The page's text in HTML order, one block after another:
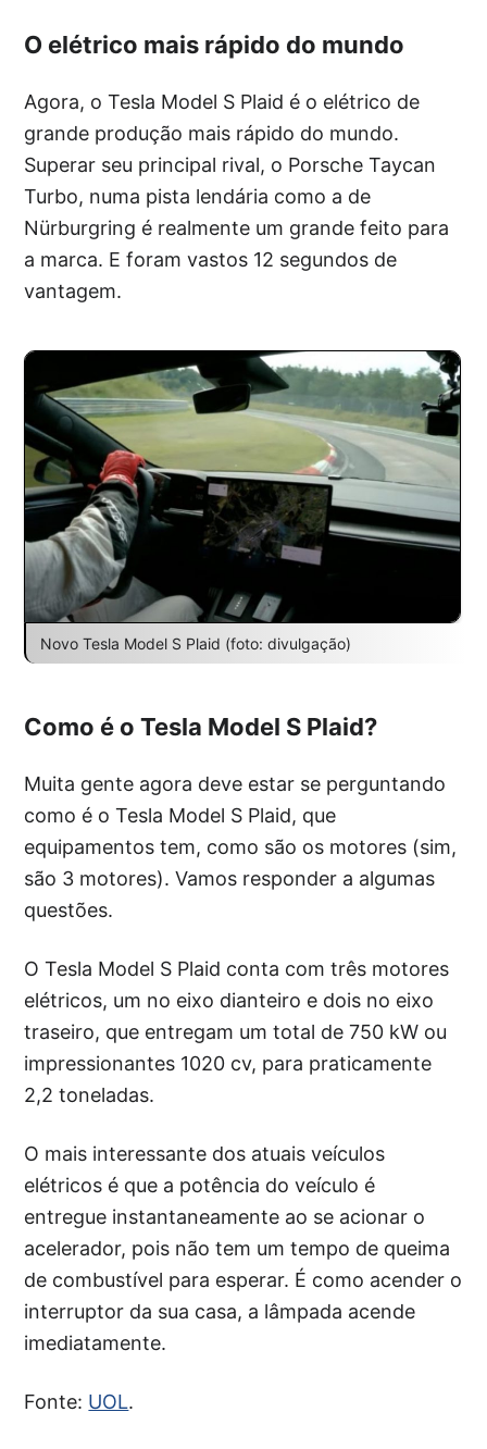
O elétrico mais rápido do mundo
Agora, o Tesla Model S Plaid é o elétrico de
grande produção mais rápido do mundo.
Superar seu principal rival, o Porsche Taycan
Turbo, numa pista lendária como a de
Nürburgring é realmente um grande feito para
a marca. E foram vastos 12 segundos de
vantagem.
Novo Tesla Model S Plaid (foto: divulgação)
Como é o Tesla Model S Plaid?
Muita gente agora deve estar se perguntando
como é o Tesla Model S Plaid, que
equipamentos tem, como são os motores (sim,
são 3 motores). Vamos responder a algumas
questões.
O Tesla Model S Plaid conta com três motores
elétricos, um no eixo dianteiro e dois no eixo
traseiro, que entregam um total de 750 kW ou
impressionantes 1020 cv, para praticamente
2,2 toneladas.
O mais interessante dos atuais veículos
elétricos é que a potência do veículo é
entregue instantaneamente ao se acionar o
acelerador, pois não tem um tempo de queima
de combustível para esperar. É como acender o
interruptor da sua casa, a lâmpada acende
imediatamente.
Fonte: UOL.